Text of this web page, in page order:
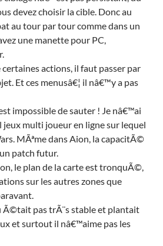
devez choisir la cible. Donc au
au tour par tour comme dans un
une manette pour PC,
actions, il faut passer par
Et ces menusâ€¦ il nâ€™y a pas
impossible de sauter ! Je nâ€™ai
jeux multi joueur en ligne sur lequel
MÃªme dans Aion, la capacitÃ©
patch futur.
le plan de la carte est tronquÃ©,
sur les autres zones que
Ã©tait pas trÃ¨s stable et plantait
et surtout il nâ€™aime pas les